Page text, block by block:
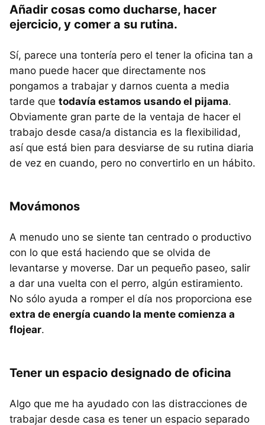
Añadir cosas como ducharse, hacer
ejercicio, y comer a su rutina.
Sí, parece una tontería pero el tener la oficina tan a
mano puede hacer que directamente nos
pongamos a trabajar y darnos cuenta a media
tarde que todavía estamos usando el pijama.
Obviamente gran parte de la ventaja de hacer el
trabajo desde casa/a distancia es la flexibilidad,
así que está bien para desviarse de su rutina diaria
de vez en cuando, pero no convertirlo en un hábito.
Movámonos
A menudo uno se siente tan centrado o productivo
con lo que está haciendo que se olvida de
levantarse y moverse. Dar un pequeño paseo, salir
a dar una vuelta con el perro, algún estiramiento.
No sólo ayuda a romper el día nos proporciona ese
extra de energía cuando la mente comienza a
flojear.
Tener un espacio designado de oficina
Algo que me ha ayudado con las distracciones de
trabajar desde casa es tener un espacio separado